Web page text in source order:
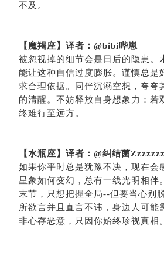
不及。
【 魔羯座】 译者： @bibi哔崽
被忽视掉的细节会是日后的隐患。
能让这种自信过度膨胀。谨慎总是
求合理依据。同伴沉溺空想，夸夸
的清醒。不妨释放自身想象力：若
终难行至远方。
【水瓶座】译者： @纠结菌
如果你平时总是犹豫不决，现在会
星象如何变幻，总有一线光明相伴
末节，只想把握全局--但要当心别
所欲言并且直言不讳，身边人可能
非心存恶意，只因你始终珍视真相。